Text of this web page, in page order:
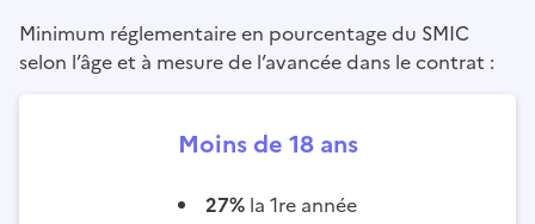
Minimum réglementaire en pourcentage du SMIC
selon l’âge et à mesure de l’avancée dans le contrat :
Moins de 18 ans
27% la 1re année